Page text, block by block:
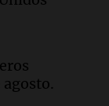
tres